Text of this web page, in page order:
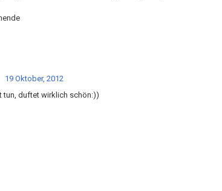
19 Oktober, 2012
tun, duftet wirklich schön:))